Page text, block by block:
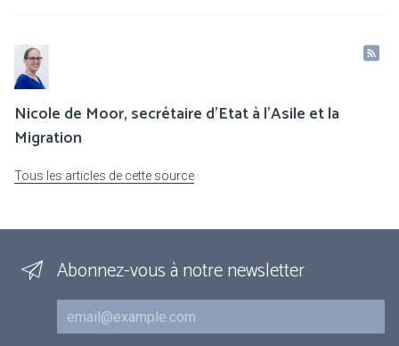
Nicole de Moor, secrétaire d'Etat à l'Asile et la
Migration
Tous les articles de cette source
Abonnez-vous à notre newsletter
Courriel